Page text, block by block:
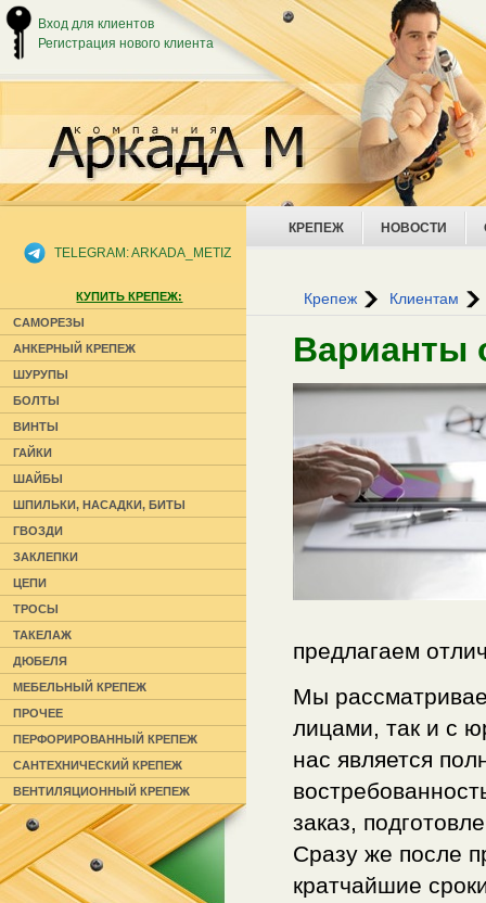
КРЕПЕЖ НОВОСТИ
Крепеж Клиентам
Варианты
предлагаем
Мы
лицами, так и с
нас является
заказ,
Сразу же после
кратчайшие
TELEGRAM: ARKADA_METIZ
КУПИТЬ КРЕПЕЖ:
САМОРЕЗЫ
АНКЕРНЫЙ КРЕПЕЖ
ШУРУПЫ
БОЛТЫ
ВИНТЫ
ГАЙКИ
ШАЙБЫ
ШПИЛЬКИ, НАСАДКИ, БИТЫ
ГВОЗДИ
ЗАКЛЕПКИ
ЦЕПИ
ТРОСЫ
ТАКЕЛАЖ
ДЮБЕЛЯ
МЕБЕЛЬНЫЙ КРЕПЕЖ
ПРОЧЕЕ
ПЕРФОРИРОВАННЫЙ КРЕПЕЖ
САНТЕХНИЧЕСКИЙ КРЕПЕЖ
ВЕНТИЛЯЦИОННЫЙ КРЕПЕЖ
Вход для клиентов
Регистрация нового клиента